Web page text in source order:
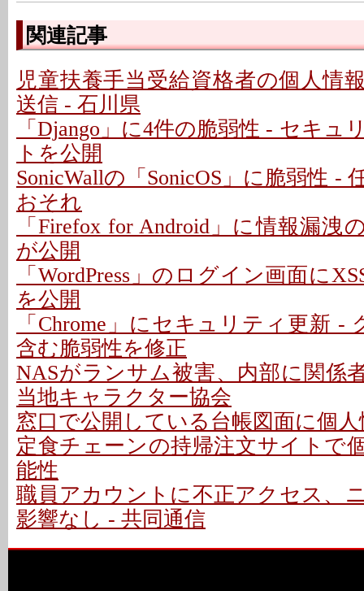
関連記事
児童扶養手当受給資格者の個人情
送信 - 石川県
「Django」に4件の脆弱性 - セキュ
トを公開
SonicWallの「SonicOS」に脆弱性 -
おそれ
「Firefox for Android」に情報漏洩
が公開
「WordPress」のログイン画面に
を公開
「Chrome」にセキュリティ更新 -
含む脆弱性を修正
NASがランサム被害、内部に関係
当地キャラクター協会
窓口で公開している台帳図面に個
定食チェーンの持帰注文サイトで
能性
職員アカウントに不正アクセス、
影響なし - 共同通信